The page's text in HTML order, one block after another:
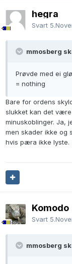
hegra
Svart
mmosberg
Prøvde med ei
= nothing
Bare for ordens
slukket kan det
minuskoblinger. Ja,
men skader ikke og
hvis pæra ikke lyste.
Komodo
Svart
mmosberg